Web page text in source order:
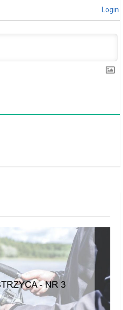
Login